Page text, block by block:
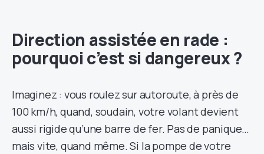
Direction assistée en rade :
pourquoi c’est si dangereux ?
Imaginez : vous roulez sur autoroute, à près de
100 km/h, quand, soudain, votre volant devient
aussi rigide qu’une barre de fer. Pas de panique…
mais vite, quand même. Si la pompe de votre